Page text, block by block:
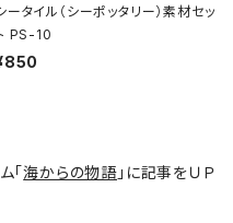
ータイル（シーポッタリー）素材セッ
PS-10
「海からの物語 」に記事をＵＰ